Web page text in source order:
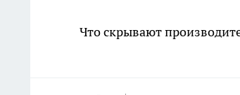
Что скрывают